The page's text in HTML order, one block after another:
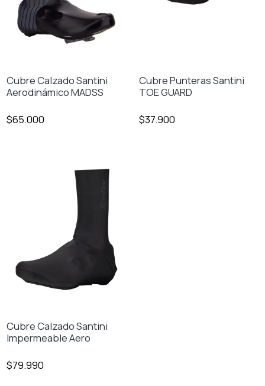
Cubre Calzado Santini
Aerodinámico MADSS
$65.000
Cubre Punteras Santini
TOE GUARD
$37.900
Cubre Calzado Santini
Impermeable Aero
$79.990